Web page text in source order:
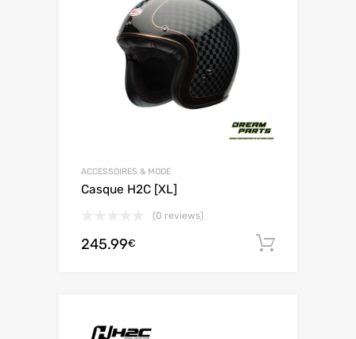
ACCESSOIRES & MODE
Casque H2C [XL]
(0 reviews)
245.99€